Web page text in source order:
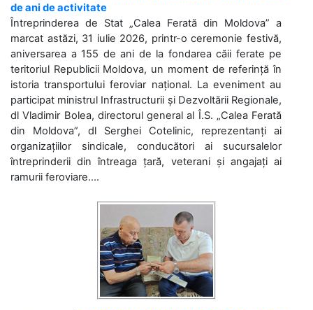
de ani de activitate
Întreprinderea de Stat „Calea Ferată din Moldova” a
marcat astăzi, 31 iulie 2026, printr-o ceremonie festivă,
aniversarea a 155 de ani de la fondarea căii ferate pe
teritoriul Republicii Moldova, un moment de referință în
istoria transportului feroviar național. La eveniment au
participat ministrul Infrastructurii și Dezvoltării Regionale,
dl Vladimir Bolea, directorul general al Î.S. „Calea Ferată
din Moldova”, dl Serghei Cotelinic, reprezentanți ai
organizațiilor sindicale, conducători ai sucursalelor
întreprinderii din întreaga țară, veterani și angajați ai
ramurii feroviare....